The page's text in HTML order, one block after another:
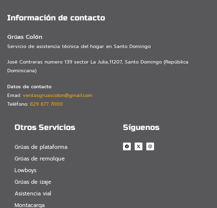
Información de contacto
Grúas Colón
Servicio de asistencia técnica del hogar en Santo Domingo
José Contreras numero 139 sector La Julia,11207, Santo Domingo (República
Dominicana)
Datos de contacto
Email: ventasgruascolon@gmail.com
Teléfono: 829 677 7000
Otros Servicios
Grúas de plataforma
Grúas de remolque
Lowboys
Grúas de izaje
Asistencia vial
Montacarga
Síguenos